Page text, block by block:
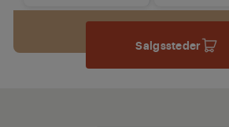
Salgssteder